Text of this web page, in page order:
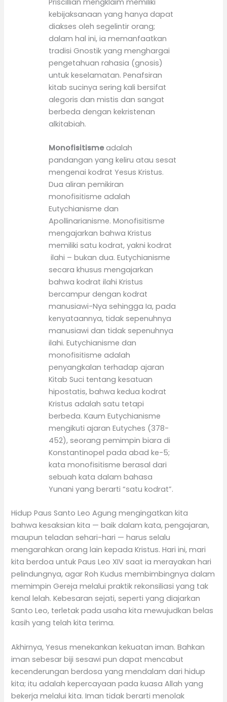
kebijaksanaan yang hanya dapat
diakses oleh segelintir orang;
dalam hal ini, ia memanfaatkan
tradisi Gnostik yang menghargai
pengetahuan rahasia (gnosis)
untuk keselamatan. Penafsiran
kitab sucinya sering kali bersifat
alegoris dan mistis dan sangat
berbeda dengan kekristenan
alkitabiah.
Monofisitismeadalah
pandangan yang keliru atau sesat
mengenai kodrat Yesus Kristus.
Dua aliran pemikiran
monofisitisme adalah
Eutychianisme dan
Apollinarianisme. Monofisitisme
mengajarkan bahwa Kristus
memiliki satu kodrat, yakni kodrat
ilahi – bukan dua. Eutychianisme
secara khusus mengajarkan
bahwa kodrat ilahi Kristus
bercampur dengan kodrat
manusiawi-Nya sehingga Ia, pada
kenyataannya, tidak sepenuhnya
manusiawi dan tidak sepenuhnya
ilahi. Eutychianisme dan
monofisitisme adalah
penyangkalan terhadap ajaran
Kitab Suci tentang kesatuan
hipostatis, bahwa kedua kodrat
Kristus adalah satu tetapi
berbeda. Kaum Eutychianisme
mengikuti ajaran Eutyches (378-
452), seorang pemimpin biara di
Konstantinopel pada abad ke-5;
kata monofisitisme berasal dari
sebuah kata dalam bahasa
Yunani yang berarti “satu kodrat”.
Hidup Paus Santo Leo Agung mengingatkan kita
bahwa kesaksian kita — baik dalam kata, pengajaran,
maupun teladan sehari-hari — harus selalu
mengarahkan orang lain kepada Kristus. Hari ini, mari
kita berdoa untuk Paus Leo XIV saat ia merayakan hari
pelindungnya, agar Roh Kudus membimbingnya dalam
memimpin Gereja melalui praktik rekonsiliasi yang tak
kenal lelah. Kebesaran sejati, seperti yang diajarkan
Santo Leo, terletak pada usaha kita mewujudkan belas
kasih yang telah kita terima.
Akhirnya, Yesus menekankan kekuatan iman. Bahkan
iman sebesar biji sesawi pun dapat mencabut
kecenderungan berdosa yang mendalam dari hidup
kita; itu adalah kepercayaan pada kuasa Allah yang
bekerja melalui kita. Iman tidak berarti menolak